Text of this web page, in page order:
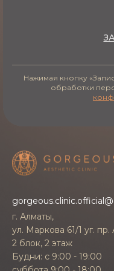
Сколько
(Heroic) в
консультации.
фотоомоложение
оплата в кредит
Реабилитация
В общих чертах
Нажимая кнопку
обработки
г. Алматы,
ул. Маркова 61/1 уг.
2 блок, 2 этаж
Будни: с 9:00 - 19:00